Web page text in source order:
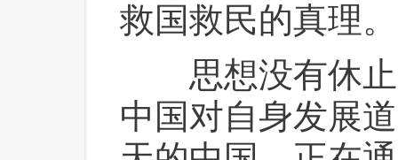
救国救民的真理。
思想没有休止
中国对自身发展